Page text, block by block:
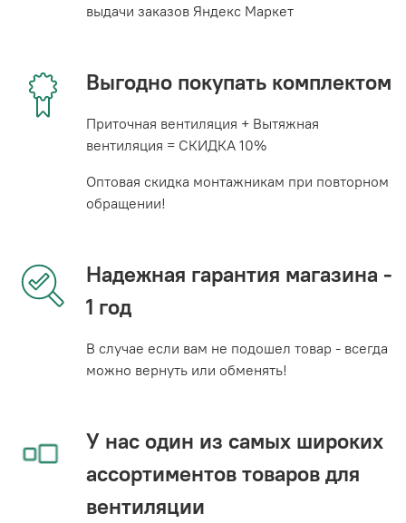
выдачи заказов Яндекс Маркет
Выгодно покупать комплектом
Приточная вентиляция + Вытяжная
вентиляция = СКИДКА 10%
Оптовая скидка монтажникам при повторном
обращении!
Надежная гарантия магазина -
1 год
В случае если вам не подошел товар - всегда
можно вернуть или обменять!
У нас один из самых широких
ассортиментов товаров для
вентиляции